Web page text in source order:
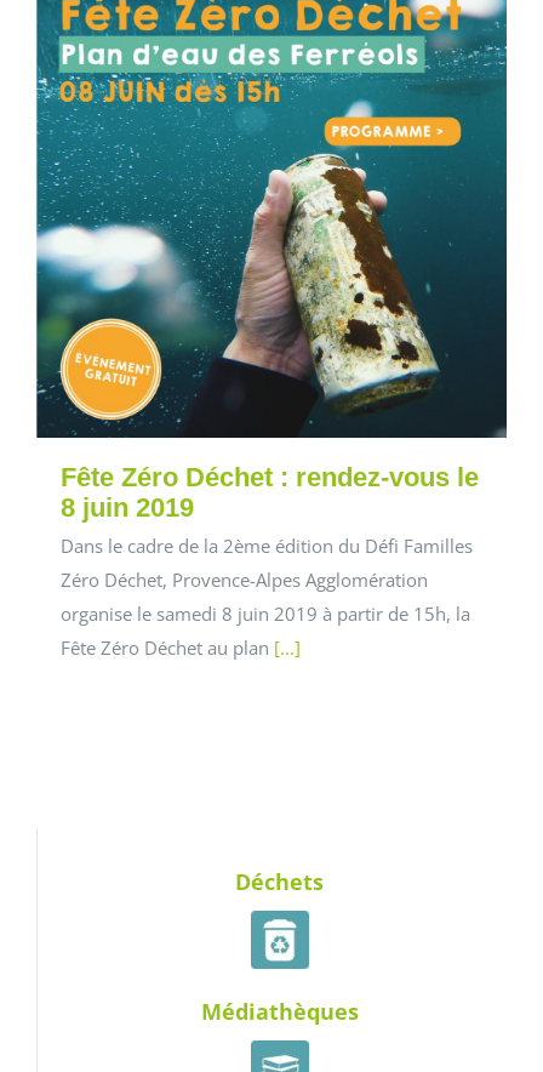
Fête Zéro Déchet : rendez-vous le
8 juin 2019
Dans le cadre de la 2ème édition du Défi Familles
Zéro Déchet, Provence-Alpes Agglomération
organise le samedi 8 juin 2019 à partir de 15h, la
Fête Zéro Déchet au plan [...]
Déchets
Médiathèques